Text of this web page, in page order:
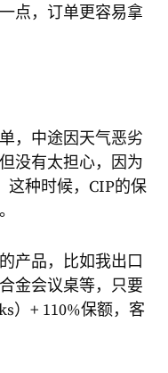
点，订单更容易拿
，中途因天气恶劣
没有太担心，因为
这种时候，CIP的保
产品，比如我出口
金会议桌等，只要
）+ 110%保额，客